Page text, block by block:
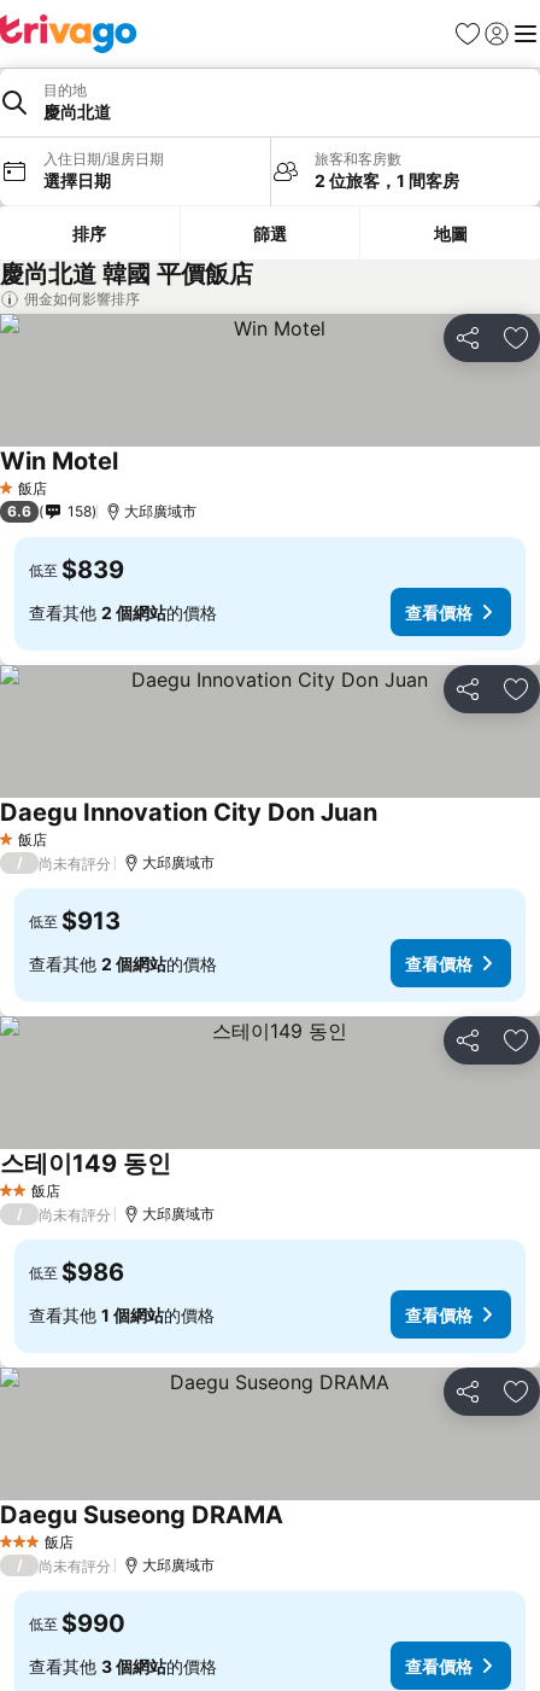
我的最愛
登入 選
目的地
慶尚北道
入住日期/退房日期
選擇日期
旅客和客房數
2 位旅客，1 間客房
排序 篩選 地圖
慶尚北道 韓國 平價飯店
佣金如何影響排序
分享 加
1 星級
飯店
Win Motel
6.6 158 大邱廣域市
低至 $839
查看其他 2 個網站的價格 查看價格
分享 加
1 星級
飯店
Daegu Innovation City Don Juan
/ 尚未有評分 大邱廣域市
低至 $913
查看其他 2 個網站的價格 查看價格
分享 加
2 星級飯店
스테이149 동인
/ 尚未有評分 大邱廣域市
低至 $986
查看其他 1 個網站的價格 查看價格
分享 加
3 星級 飯店
Daegu Suseong DRAMA
/ 尚未有評分 大邱廣域市
低至 $990
查看其他 3 個網站的價格 查看價格